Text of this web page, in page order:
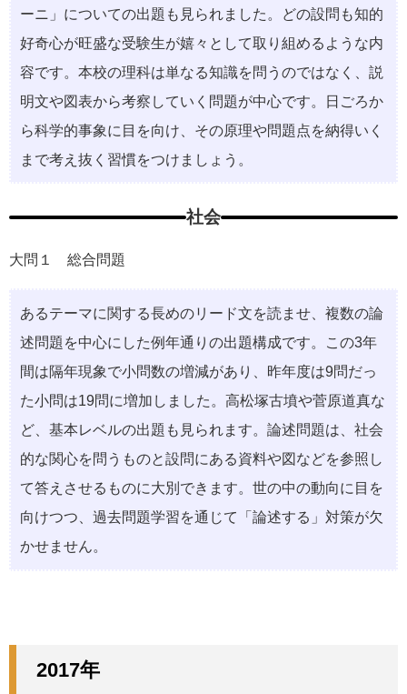
ーニ」についての出題も見られました。どの設問も知的
好奇心が旺盛な受験生が嬉々として取り組めるような内
容です。本校の理科は単なる知識を問うのではなく、説
明文や図表から考察していく問題が中心です。日ごろか
ら科学的事象に目を向け、その原理や問題点を納得いく
まで考え抜く習慣をつけましょう。
社会
大問１ 総合問題
あるテーマに関する長めのリード文を読ませ、複数の論
述問題を中心にした例年通りの出題構成です。この3年
間は隔年現象で小問数の増減があり、昨年度は9問だっ
た小問は19問に増加しました。高松塚古墳や菅原道真な
ど、基本レベルの出題も見られます。論述問題は、社会
的な関心を問うものと設問にある資料や図などを参照し
て答えさせるものに大別できます。世の中の動向に目を
向けつつ、過去問題学習を通じて「論述する」対策が欠
かせません。
2017年